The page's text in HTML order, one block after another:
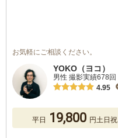
お気軽にご相談ください。
YOKO（ヨコ）
男性 撮影実績678回
4.95
平日 19,800 円土日祝